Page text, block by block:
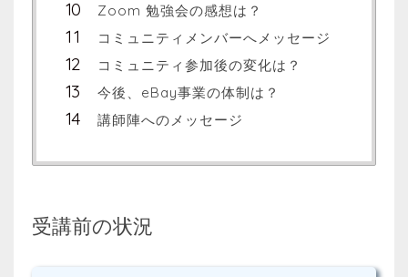
Zoom 勉強会の感想は？
コミュニティメンバーへメッセージ
コミュニティ参加後の変化は？
今後、eBay事業の体制は？
講師陣へのメッセージ
受講前の状況